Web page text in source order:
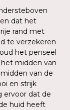
dat het
rand met
te verzekeren
het penseel
midden van
van de
en strijk
ervoor dat de
huid heeft